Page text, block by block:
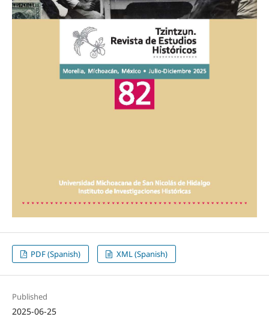
PDF (Spanish) XML (Spanish)
Published
2025-06-25